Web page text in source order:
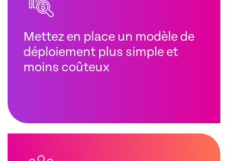
Mettez en place un modèle de
déploiement plus simple et
moins coûteux